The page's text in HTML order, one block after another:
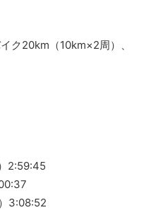
ク20km（10km×2周）、
2:59:45
3:08:52